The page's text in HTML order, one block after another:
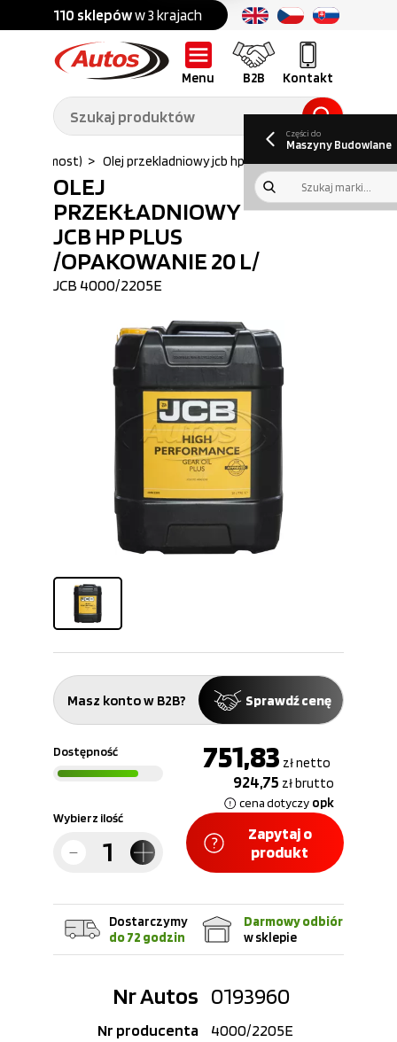
110 sklepóww 3 krajach Ponad 700 marek
Menu B2B Kontakt
Części do:
Ciężarówek,
przyczep,
naczep
Części do:
budowlanych
B2BGaleria
Oferty pracy
kwartalny
Części do
Maszyny Budowlane
(most) > Olej przekladniowy jcb hp plus opakowani...
OLEJ
PRZEKŁADNIOWY
JCB HP PLUS
/OPAKOWANIE 20 L/
JCB 4000/2205E
Masz konto w B2B? Sprawdź cenę
Dostępność 751,83 złnetto
924,75 złbrutto
cena dotyczy opk
Wybierz ilość
Zapytaj o
produkt
Dostarczymy
do 72 godzin
Darmowy odbiór
w sklepie
Nr Autos 0193960
Nr producenta
4000/2205E